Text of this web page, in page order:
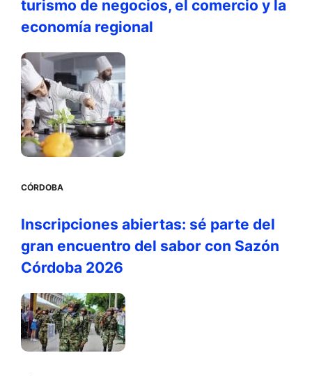
turismo de negocios, el comercio y la
economía regional
CÓRDOBA
Inscripciones abiertas: sé parte del
gran encuentro del sabor con Sazón
Córdoba 2026